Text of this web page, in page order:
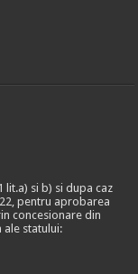
lit.a) si b) si dupa caz
pentru aprobarea
concesionare din
statului: